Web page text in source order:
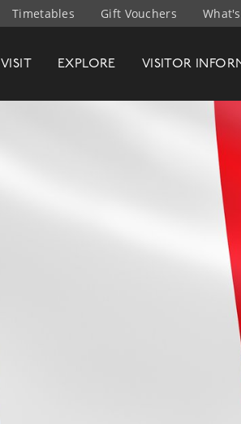
VISIT EXPLORE VISITOR INFO
Timetables Gift Vouchers